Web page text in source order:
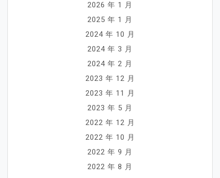
2026 年 1 月
2025 年 1 月
2024 年 10 月
2024 年 3 月
2024 年 2 月
2023 年 12 月
2023 年 11 月
2023 年 5 月
2022 年 12 月
2022 年 10 月
2022 年 9 月
2022 年 8 月